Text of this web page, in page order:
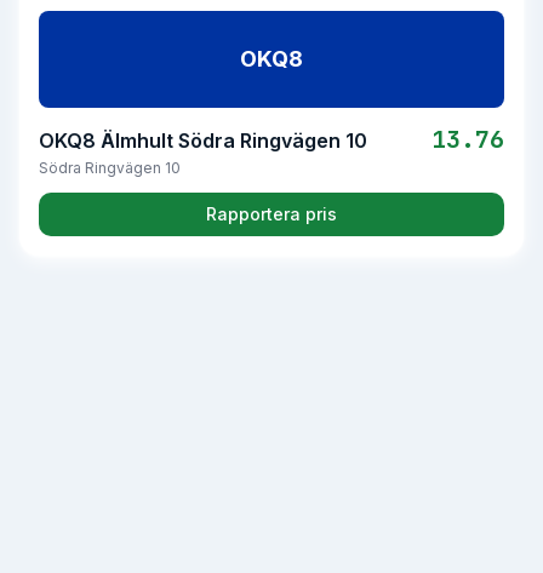
OKQ8
OKQ8 Älmhult Södra Ringvägen 10 13.76
Södra Ringvägen 10
Rapportera pris